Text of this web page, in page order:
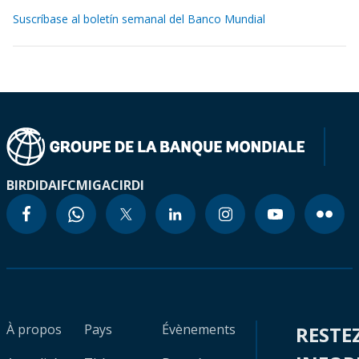
Suscríbase al boletín semanal del Banco Mundial
BIRDIDAIFCMIGACIRDI
À propos
Pays
Évènements